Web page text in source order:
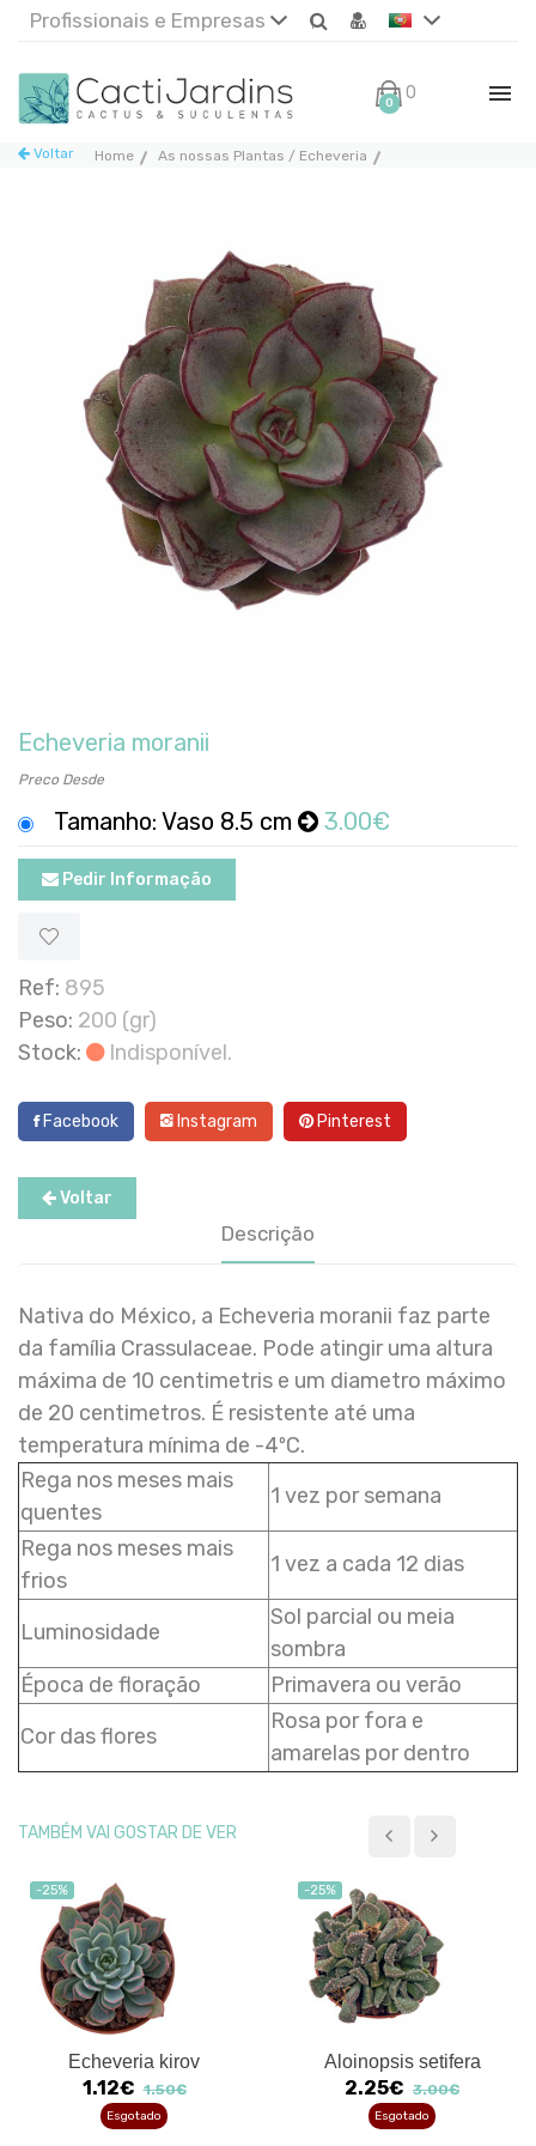
Profissionais e Empresas
0 0€
Home As nossas Plantas / Echeveria
Voltar
Echeveria moranii
Preco Desde
Tamanho: Vaso 8.5 cm 3.00€
Pedir Informação
Ref: 895
Peso: 200 (gr)
Stock:
Indisponível.
Facebook Instagram Pinterest
Voltar
Descrição
Nativa do México, a Echeveria moranii faz parte
da família Crassulaceae. Pode atingir uma altura
máxima de 10 centimetris e um diametro máximo
de 20 centimetros. É resistente até uma
temperatura mínima de -4ºC.
Rega nos meses mais
quentes
1 vez por semana
Rega nos meses mais
frios
1 vez a cada 12 dias
Luminosidade
Sol parcial ou meia
sombra
Época de floração
Primavera ou verão
Cor das flores
Rosa por fora e
amarelas por dentro
TAMBÉM VAI GOSTAR DE VER
-25%
Echeveria kirov
1.12€ 1.50€
Esgotado
-25%
Aloinopsis setifera
2.25€ 3.00€
Esgotado